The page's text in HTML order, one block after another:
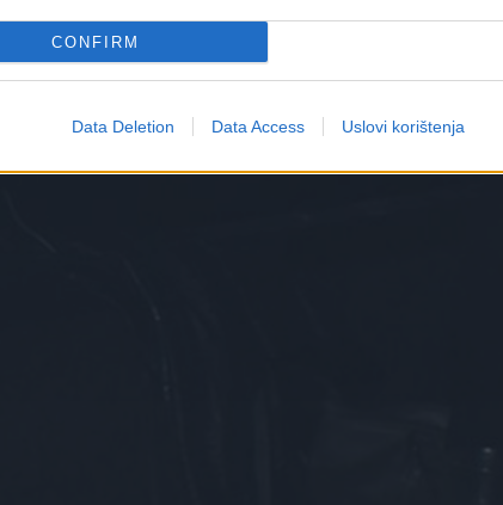
CONFIRM
Data Deletion Data Access Uslovi korištenja